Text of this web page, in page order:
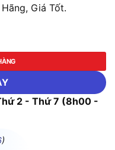
Giá Tốt.
Bạc 9W - 3 Chế Độ Màu
2 - Thứ 7 (8h00 -
)